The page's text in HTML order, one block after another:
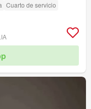
Cuarto de servicio